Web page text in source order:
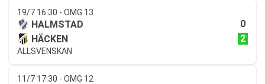
19/7 16:30 - OMG 13
HALMSTAD
0
HÄCKEN
2
ALLSVENSKAN
11/7 17:30 - OMG 12